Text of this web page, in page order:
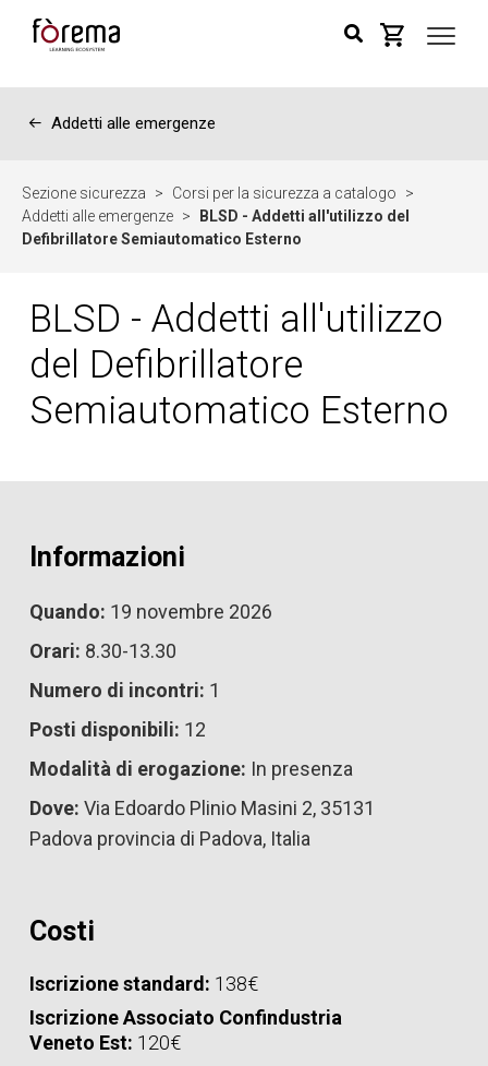
← Addetti alle emergenze
Sezione sicurezza > Corsi per la sicurezza a catalogo
>
Addetti alle emergenze >
BLSD - Addetti all'utilizzo del
Defibrillatore Semiautomatico Esterno
BLSD - Addetti all'utilizzo
del Defibrillatore
Semiautomatico Esterno
Informazioni
Quando: 19 novembre 2026
Orari: 8.30-13.30
Numero di incontri: 1
Posti disponibili: 12
Modalità di erogazione: In presenza
Dove: Via Edoardo Plinio Masini 2, 35131
Padova provincia di Padova, Italia
Costi
Iscrizione standard: 138€
Iscrizione Associato Confindustria
Veneto Est: 120€